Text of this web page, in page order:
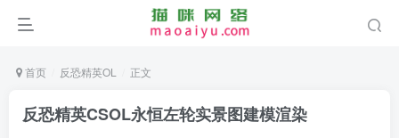
首页 反恐精英OL 正文
反恐精英CSOL永恒左轮实景图建模渲染